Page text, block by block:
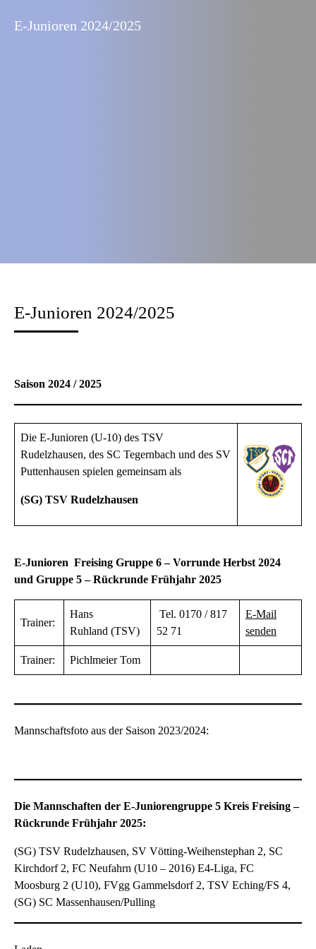
E-Junioren 2024/2025
E-Junioren 2024/2025
Saison 2024 / 2025
Die E-Junioren (U-10) des TSV
Rudelzhausen, des SC Tegernbach und des SV
Puttenhausen spielen gemeinsam als
(SG) TSV Rudelzhausen
E-Junioren Freising Gruppe 6 – Vorrunde Herbst 2024
und Gruppe 5 – Rückrunde Frühjahr 2025
Trainer:
Hans
Ruhland (TSV)
Tel. 0170 / 817
52 71
E-Mail
senden
Trainer: Pichlmeier Tom
Mannschaftsfoto aus der Saison 2023/2024:
Die Mannschaften der E-Juniorengruppe 5 Kreis Freising –
Rückrunde Frühjahr 2025:
(SG) TSV Rudelzhausen, SV Vötting-Weihenstephan 2, SC
Kirchdorf 2, FC Neufahrn (U10 – 2016) E4-Liga, FC
Moosburg 2 (U10), FVgg Gammelsdorf 2, TSV Eching/FS 4,
(SG) SC Massenhausen/Pulling